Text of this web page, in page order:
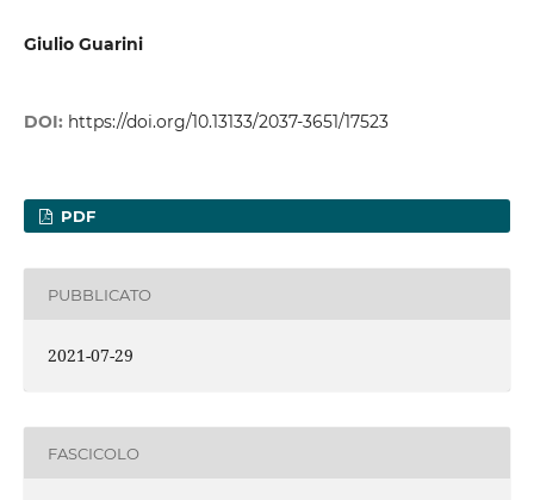
Giulio Guarini
DOI: https://doi.org/10.13133/2037-3651/17523
PDF
PUBBLICATO
2021-07-29
FASCICOLO